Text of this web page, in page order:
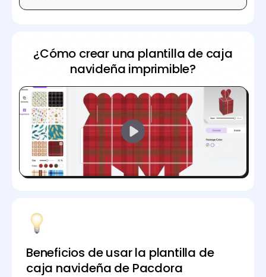
¿Cómo crear una plantilla de caja
navideña imprimible?
Beneficios de usar la plantilla de
caja navideña de Pacdora